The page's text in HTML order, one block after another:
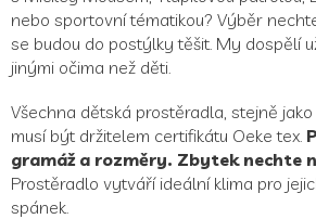
nebo sportovní tématikou? Výběr
se budou do postýlky těšit. My dospělí
jinými očima než děti.
Všechna dětská prostěradla, stejně
musí být držitelem certifikátu Oeke tex.
gramáž a rozměry. Zbytek nechte
Prostěradlo vytváří ideální klima pro
spánek.